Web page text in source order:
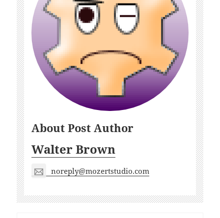
About Post Author
Walter Brown
noreply@mozertstudio.com